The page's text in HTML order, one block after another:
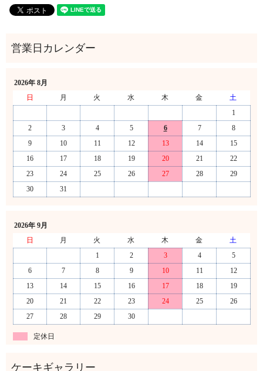
2026年 8月
日
月 火 水 木 金
土
1
2
3 4 5 6 7
8
9
10 11 12 13 14
15
16
17 18 19 20 21
22
23
24 25 26 27 28
29
30
31
2026年 9月
日
月 火 水 木 金
土
1
2 3 4
5
6
7 8 9 10 11
12
13
14 15 16 17 18
19
20
21 22 23 24 25
26
27
28 29 30
定休日